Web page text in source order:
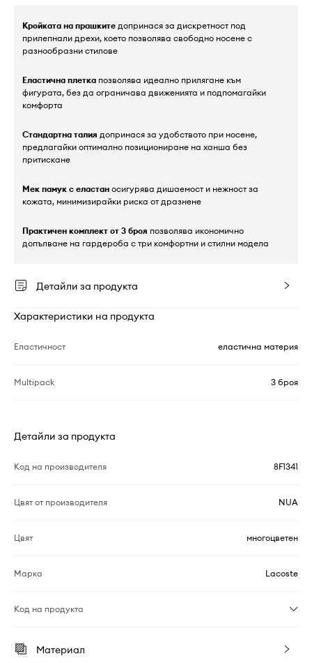
Кройката на прашките допринася за дискретност под
прилепнали дрехи, което позволява свободно носене с
разнообразни стилове
Еластична плетка позволява идеално прилягане към
фигурата, без да ограничава движенията и подпомагайки
комфорта
Стандартна талия допринася за удобството при носене,
предлагайки оптимално позициониране на ханша без
притискане
Мек памук с еластан осигурява дишаемост и нежност за
кожата, минимизирайки риска от дразнене
Практичен комплект от 3 броя позволява икономично
допълване на гардероба с три комфортни и стилни модела
Детайли за продукта
Характеристики на продукта
Еластичност еластична материя
Multipack 3 броя
Детайли за продукта
Код на производителя 8F1341
Цвят от производителя NUA
Цвят многоцветен
Марка Lacoste
Код на продукта
Материал